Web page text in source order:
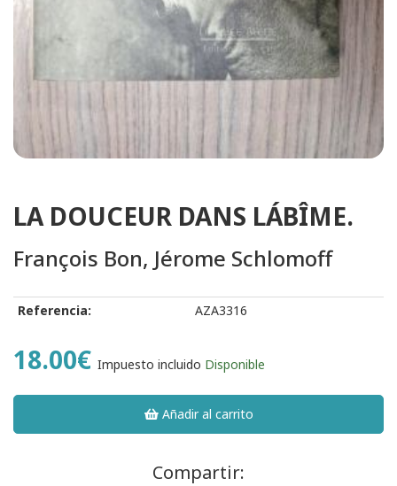
LA DOUCEUR DANS LÁBÎME.
François Bon, Jérome Schlomoff
Referencia: AZA3316
18.00€ Impuesto incluido Disponible
Añadir al carrito
Compartir: